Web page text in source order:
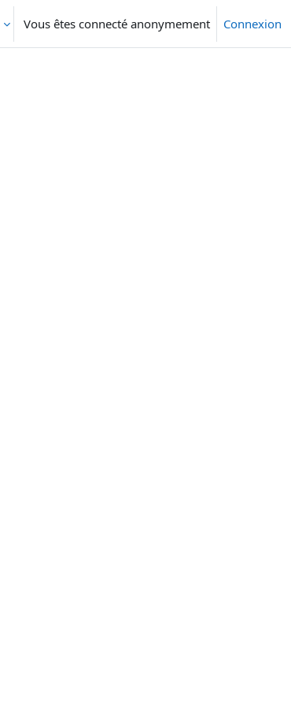
Vous êtes connecté anonymement Connexion